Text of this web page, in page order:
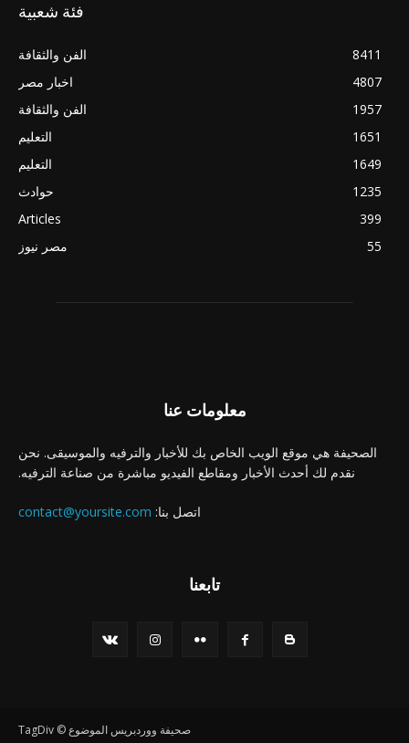
فئة شعبية
الفن والثقافة
8411
اخبار مصر
4807
الفن والثقافة
1957
التعليم
1651
التعليم
1649
حوادث
1235
Articles
399
مصر نيوز
55
معلومات عنا
الصحيفة هي موقع الويب الخاص بك للأخبار والترفيه والموسيقى. نحن
نقدم لك أحدث الأخبار ومقاطع الفيديو مباشرة من صناعة الترفيه.
اتصل بنا: contact@yoursite.com
تابعنا
صحيفة ووردبريس الموضوع © TagDiv